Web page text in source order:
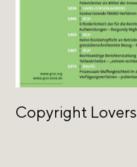
Copyright Lovers